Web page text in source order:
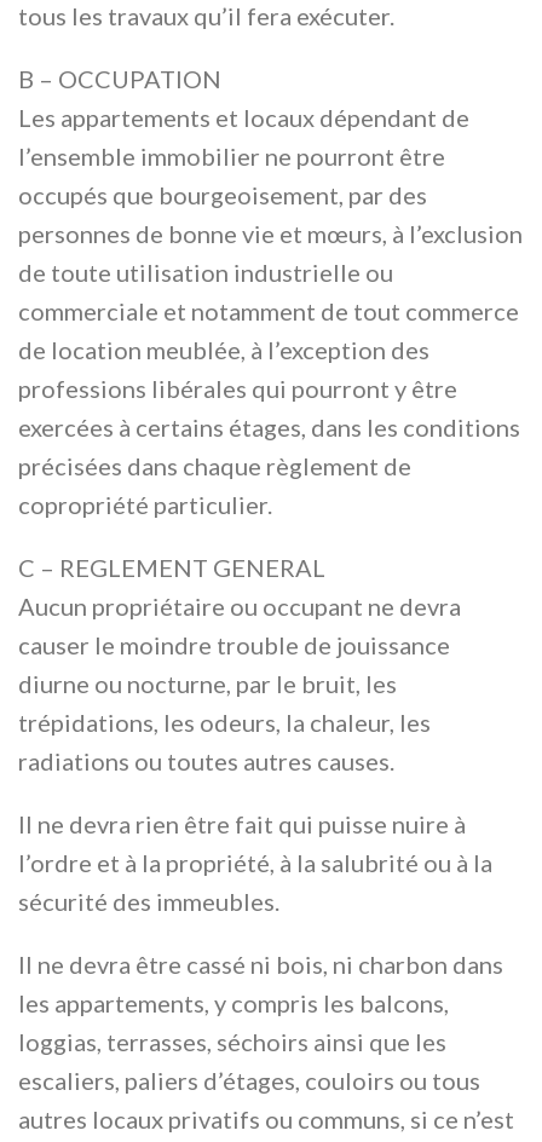
tous les travaux qu’il fera exécuter.
B – OCCUPATION
Les appartements et locaux dépendant de
l’ensemble immobilier ne pourront être
occupés que bourgeoisement, par des
personnes de bonne vie et mœurs, à l’exclusion
de toute utilisation industrielle ou
commerciale et notamment de tout commerce
de location meublée, à l’exception des
professions libérales qui pourront y être
exercées à certains étages, dans les conditions
précisées dans chaque règlement de
copropriété particulier.
C – REGLEMENT GENERAL
Aucun propriétaire ou occupant ne devra
causer le moindre trouble de jouissance
diurne ou nocturne, par le bruit, les
trépidations, les odeurs, la chaleur, les
radiations ou toutes autres causes.
Il ne devra rien être fait qui puisse nuire à
l’ordre et à la propriété, à la salubrité ou à la
sécurité des immeubles.
Il ne devra être cassé ni bois, ni charbon dans
les appartements, y compris les balcons,
loggias, terrasses, séchoirs ainsi que les
escaliers, paliers d’étages, couloirs ou tous
autres locaux privatifs ou communs, si ce n’est